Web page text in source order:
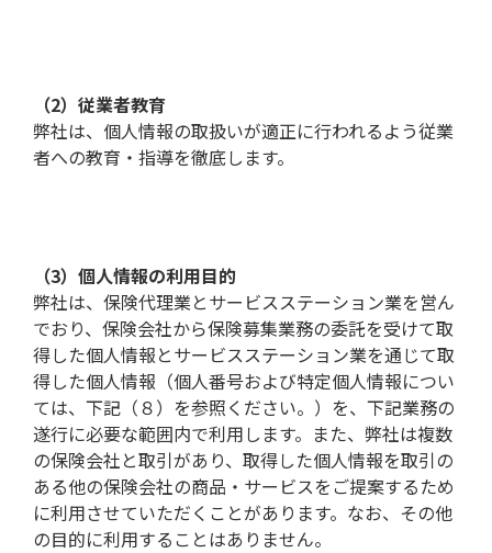
（2）従業者教育
弊社は、個人情報の取扱いが適正に行われるよう従業
者への教育・指導を徹底します。
（3）個人情報の利用目的
弊社は、保険代理業とサービスステーション業を営ん
でおり、保険会社から保険募集業務の委託を受けて取
得した個人情報とサービスステーション業を通じて取
得した個人情報（個人番号および特定個人情報につい
ては、下記（８）を参照ください。）を、下記業務の
遂行に必要な範囲内で利用します。また、弊社は複数
の保険会社と取引があり、取得した個人情報を取引の
ある他の保険会社の商品・サービスをご提案するため
に利用させていただくことがあります。なお、その他
の目的に利用することはありません。